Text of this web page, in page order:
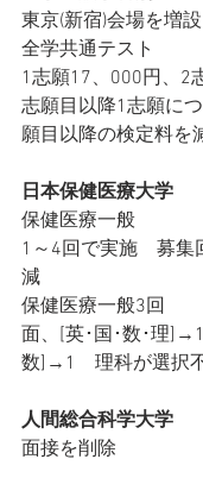
東京(新宿)会場を増設
全学共通テスト
1志願17、000円、2
志願目以降1志願に
願目以降の検定料を
日本保健医療大学
保健医療一般
1～4回で実施　募集
減
保健医療一般3回
面、[英･国･数･理
数]→1　理科が選択
人間総合科学大学
面接を削除